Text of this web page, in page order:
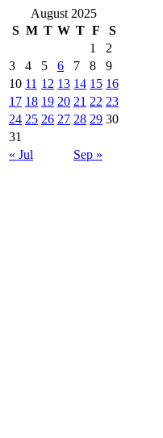
August 2025
S M T W T F S
« Jul Sep »
1
2
3
4 5 6 7 8
9
10 11 12 13 14 15 16
17 18 19 20 21 22 23
24 25 26 27 28 29 30
31